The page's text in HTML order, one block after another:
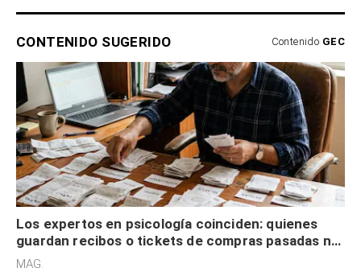
CONTENIDO SUGERIDO Contenido GEC
Los expertos en psicología coinciden: quienes
guardan recibos o tickets de compras pasadas no
son acumuladores, sino que tienen necesidad de
MAG.